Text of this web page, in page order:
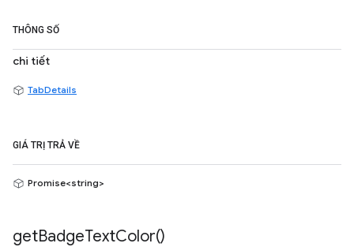
THÔNG SỐ
chi tiết
TabDetails
GIÁ TRỊ TRẢ VỀ
Promise<string>
getBadgeTextColor()